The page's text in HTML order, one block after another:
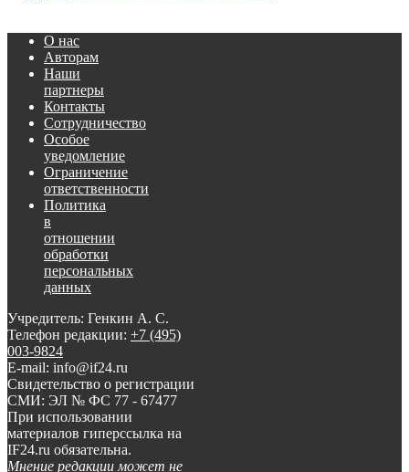
О нас
Авторам
Наши
партнеры
Контакты
Сотрудничество
Особое
уведомление
Ограничение
ответственности
Политика
в
отношении
обработки
персональных
данных
Учредитель: Генкин А. С.
Телефон редакции: +7 (495)
003-9824
E-mail: info@if24.ru
Свидетельство о регистрации
СМИ: ЭЛ № ФС 77 - 67477
При использовании
материалов гиперссылка на
IF24.ru обязательна.
Мнение редакции может не